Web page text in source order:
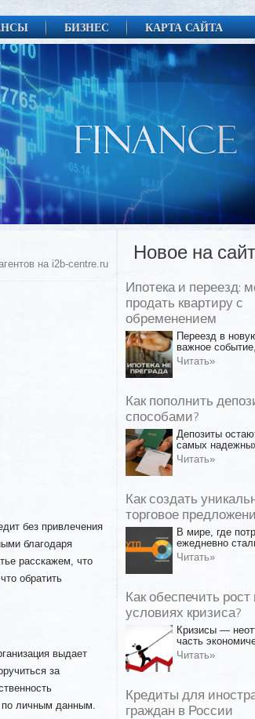
БИЗНЕС КАРТА САЙТА
на i2b-centre.ru
без привлечения
благодаря
расскажем, что
обратить
выдает
за
по личным данным.
Новое на
Ипотека и переезд:
продать квартиру с
обременением
Переезд в
важное
Читать»
Как пополнить
способами?
Депозиты
самых
Читать»
Как создать
торговое
В мире, где
ежедневно
Читать»
Как обеспечить
условиях кризиса?
Кризисы —
часть
Читать»
Кредиты для
граждан в России